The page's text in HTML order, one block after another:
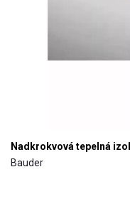
Nadkrokvová tepelná
Bauder